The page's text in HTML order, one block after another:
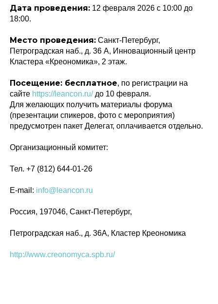
Дата проведения: 12 февраля 2026 c 10:00 до
18:00.
Место проведения: Санкт-Петербург,
Петроградская наб., д. 36 А, Инновационный центр
Кластера «Креономика», 2 этаж.
Посещение: бесплатное, по регистрации на
сайте https://leancon.ru/до 10 февраля.
Для желающих получить материалы форума
(презентации спикеров, фото с мероприятия)
предусмотрен пакет Делегат, оплачивается отдельно.
Организационный комитет:
Тел. +7 (812) 644-01-26
E-mail: info@leancon.ru
Россия, 197046, Санкт-Петербург,
Петроградская наб., д. 36А, Кластер Креономика
http://www.creonomyca.spb.ru/
© 2015-2026 НАУРР. Все права защищены. При использовании материалов
Политика конфиденциальности
© 2015-2026 НАУРР. Все права защищены.